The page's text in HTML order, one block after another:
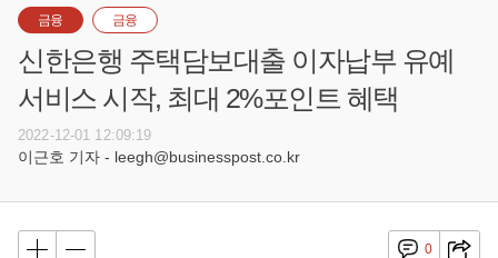
금융 금융
신한은행 주택담보대출 이자납부 유예
서비스 시작, 최대 2%포인트 혜택
2022-12-01 12:09:19
이근호 기자 - leegh@businesspost.co.kr
0